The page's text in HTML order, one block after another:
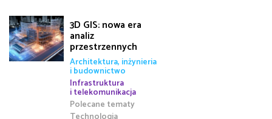
3D GIS: nowa era
analiz
przestrzennych
Architektura, inżynieria
i budownictwo
Infrastruktura
i telekomunikacja
Polecane tematy